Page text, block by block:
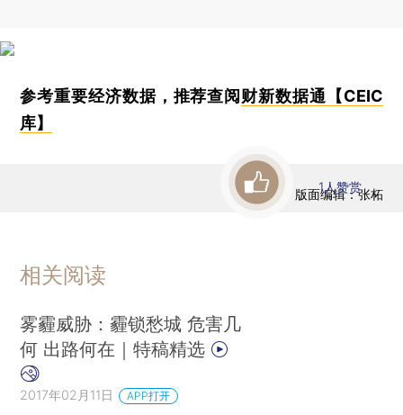
参考重要经济数据，推荐查阅 财新数据通【CEIC
库】
版面编辑：张柘
1人赞赏
相关阅读
雾霾威胁：霾锁愁城 危害几
何 出路何在｜特稿精选
2017年02月11日 APP打开